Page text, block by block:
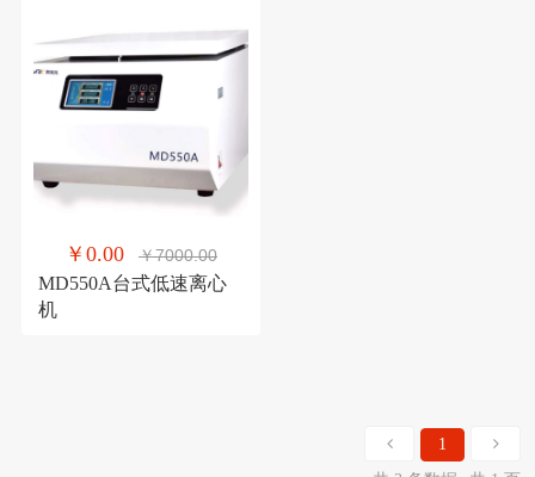
￥0.00 ￥7000.00
MD550A台式低速离心
机
1